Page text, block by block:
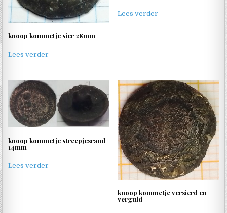
knoop kommetje sier 28mm
Lees verder
Lees verder
knoop kommetje streepjesrand
14mm
Lees verder
knoop kommetje versierd en
verguld